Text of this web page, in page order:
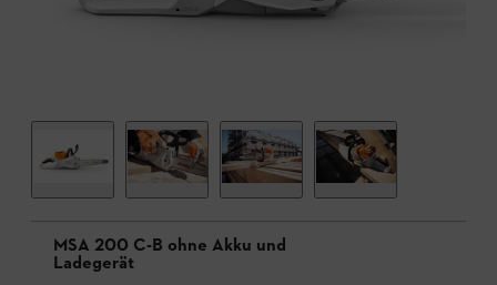
MSA 200 C-B ohne Akku und
Ladegerät